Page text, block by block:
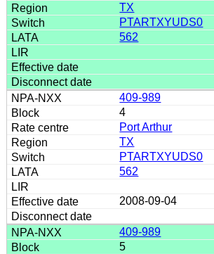
TX
PTARTXYUDS0
562
409-989
4
Port Arthur
TX
PTARTXYUDS0
562
2008-09-04
409-989
5